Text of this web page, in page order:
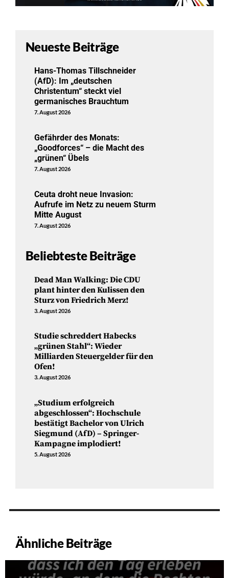
Neueste Beiträge
Hans-Thomas Tillschneider
(AfD): Im „deutschen
Christentum“ steckt viel
germanisches Brauchtum
7. August 2026
Gefährder des Monats:
„Goodforces“ – die Macht des
„grünen“ Übels
7. August 2026
Ceuta droht neue Invasion:
Aufrufe im Netz zu neuem Sturm
Mitte August
7. August 2026
Beliebteste Beiträge
Dead Man Walking: Die CDU
plant hinter den Kulissen den
Sturz von Friedrich Merz!
3. August 2026
Studie schreddert Habecks
„grünen Stahl“: Wieder
Milliarden Steuergelder für den
Ofen!
3. August 2026
„Studium erfolgreich
abgeschlossen“: Hochschule
bestätigt Bachelor von Ulrich
Siegmund (AfD) – Springer-
Kampagne implodiert!
5. August 2026
Ähnliche Beiträge